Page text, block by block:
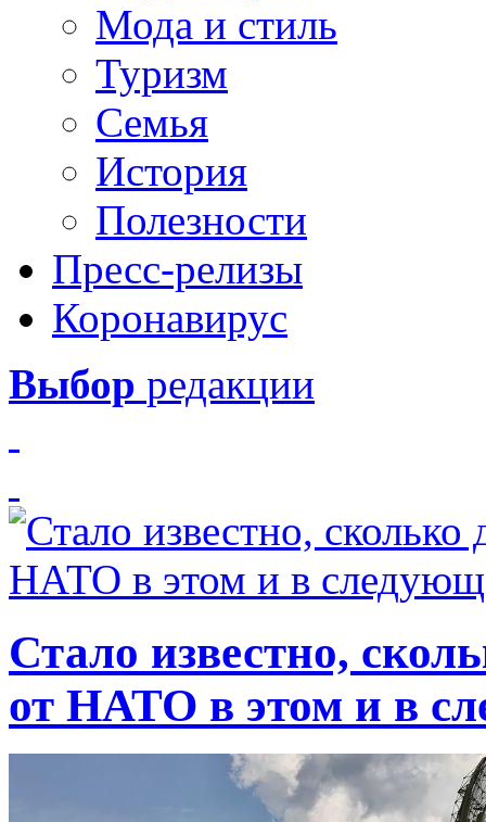
Мода и стиль
Туризм
Семья
История
Полезности
Пресс-релизы
Коронавирус
Выбор редакции
Стало известно,
от НАТО в этом и в